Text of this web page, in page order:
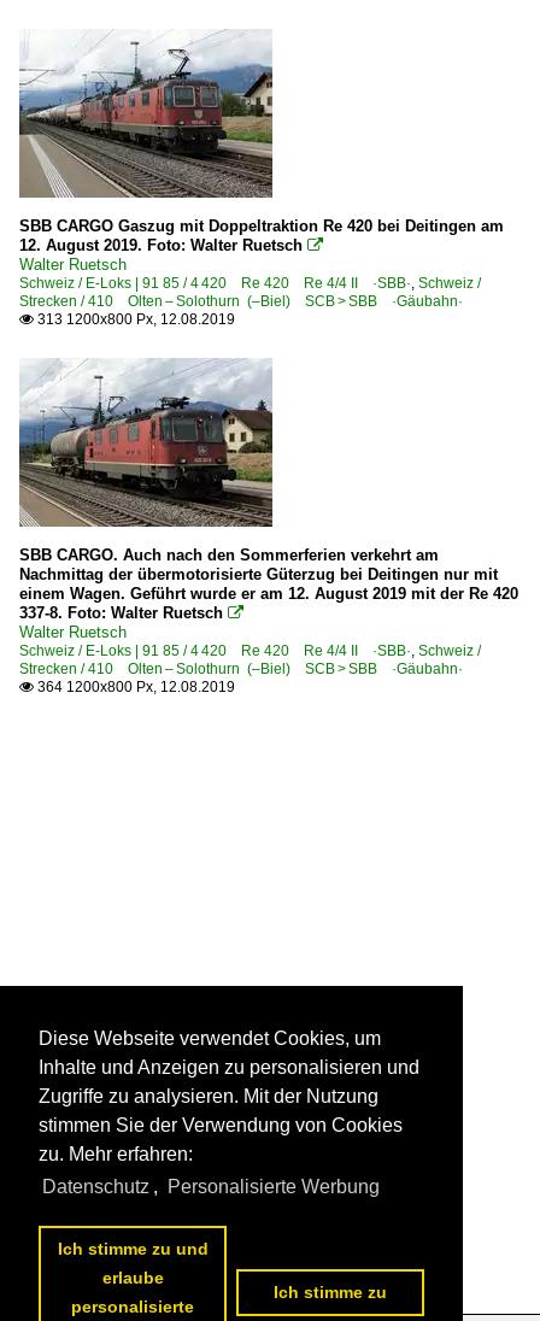
SBB CARGO Gaszug mit Doppeltraktion Re 420 bei Deitingen am
12. August 2019. Foto: Walter Ruetsch 
Walter Ruetsch
Schweiz / E-Loks | 91 85 / 4 420 Re 420 Re 4/4 II ·SBB·, Schweiz /
Strecken / 410 Olten – Solothurn (–Biel) SCB > SBB ·Gäubahn·
 313 1200x800 Px, 12.08.2019
SBB CARGO. Auch nach den Sommerferien verkehrt am
Nachmittag der übermotorisierte Güterzug bei Deitingen nur mit
einem Wagen. Geführt wurde er am 12. August 2019 mit der Re 420
337-8. Foto: Walter Ruetsch 
Walter Ruetsch
Schweiz / E-Loks | 91 85 / 4 420 Re 420 Re 4/4 II ·SBB·, Schweiz /
Strecken / 410 Olten – Solothurn (–Biel) SCB > SBB ·Gäubahn·
 364 1200x800 Px, 12.08.2019
Diese Webseite verwendet Cookies, um
Inhalte und Anzeigen zu personalisieren und
Zugriffe zu analysieren. Mit der Nutzung
stimmen Sie der Verwendung von Cookies
zu. Mehr erfahren:
Datenschutz , Personalisierte Werbung
Ich stimme zu und
erlaube
personalisierte
Ich stimme zu